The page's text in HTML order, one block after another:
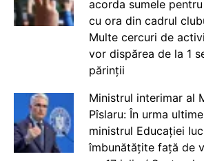
acorda sumele
cu ora din cadrul
Multe cercuri de
vor dispărea de la 1
părinții
Ministrul interimar al
Pîslaru: În urma
ministrul Educației
îmbunătățite față de